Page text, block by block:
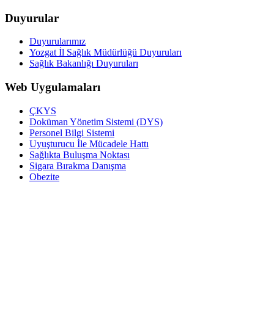
Duyurular
Duyurularımız
Yozgat İl Sağlık Müdürlüğü Duyuruları
Sağlık Bakanlığı Duyuruları
Web Uygulamaları
ÇKYS
Doküman Yönetim Sistemi (DYS)
Personel Bilgi Sistemi
Uyuşturucu İle Mücadele Hattı
Sağlıkta Buluşma Noktası
Sigara Bırakma Danışma
Obezite